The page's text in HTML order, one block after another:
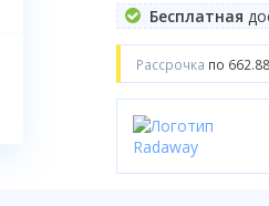
Бесплатная
Рассрочка по